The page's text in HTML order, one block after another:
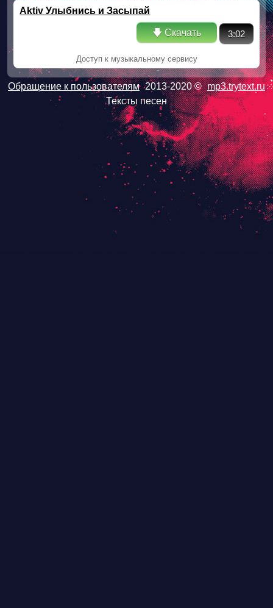
Aktiv Улыбнись и Засыпай
🡇 Скачать 3:02
Доступ к музыкальному сервису
Обращение к пользователям 2013-2020 © mp3.trytext.ru
Тексты песен